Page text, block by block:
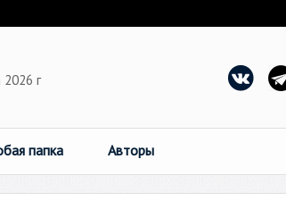
2026 г
папка Авторы